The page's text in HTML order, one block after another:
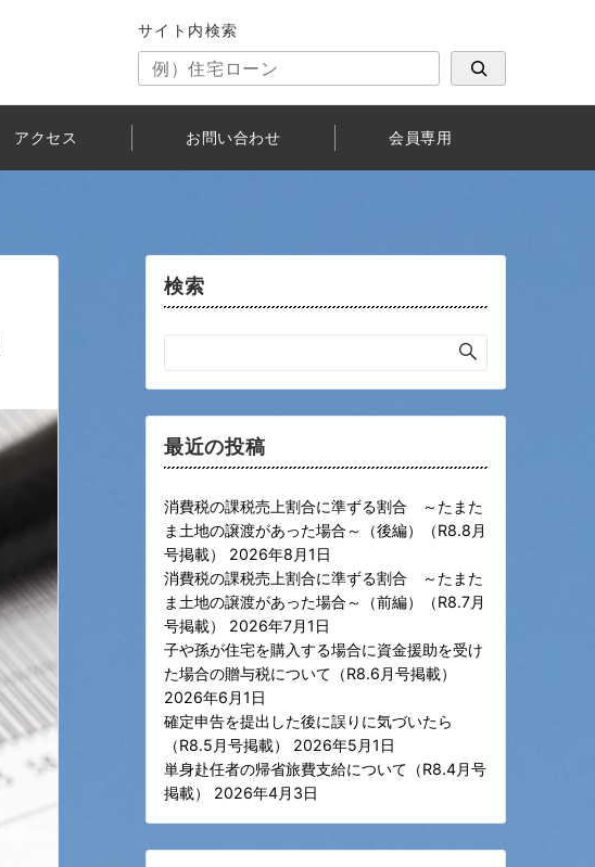
サイト内検索
アクセス お問い合わせ 会員専用
検索
最近の投稿
消費税の課税売上割合に準ずる割合 ～たまた
ま土地の譲渡があった場合～（後編）（R8.8月
号掲載）
2026年8月1日
消費税の課税売上割合に準ずる割合 ～たまた
ま土地の譲渡があった場合～（前編）（R8.7月
号掲載）
2026年7月1日
子や孫が住宅を購入する場合に資金援助を受け
た場合の贈与税について（R8.6月号掲載）
2026年6月1日
確定申告を提出した後に誤りに気づいたら
（R8.5月号掲載）
2026年5月1日
単身赴任者の帰省旅費支給について（R8.4月号
掲載）
2026年4月3日